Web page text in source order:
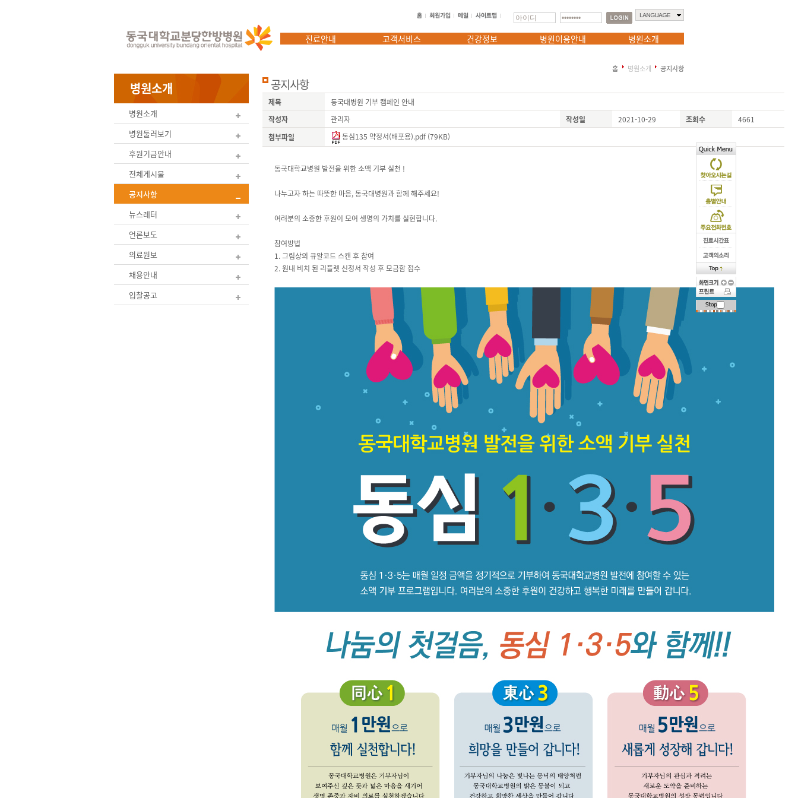
진료안내 고객서비스 건강정보 병원이용안내 병원소개
병원소개
병원소개
병원둘러보기
후원기금안내
전체게시물
공지사항
뉴스레터
언론보도
의료원보
채용안내
입찰공고
홈 병원소개 공지사항
공지사항
제목
동국대병원 기부 캠페인 안내
작성자
관리자 작성일 2021-10-29 조회수
4661
첨부파일
동심135 약정서(배포용).pdf (79KB)
동국대학교병원 발전을 위한 소액 기부 실천 !
나누고자 하는 따뜻한 마음, 동국대병원과 함께 해주세요!
여러분의 소중한 후원이 모여 생명의 가치를 실현합니다.
참여방법
1. 그림상의 큐알코드 스캔 후 참여
2. 원내 비치 된 리플렛 신청서 작성 후 모금함 접수